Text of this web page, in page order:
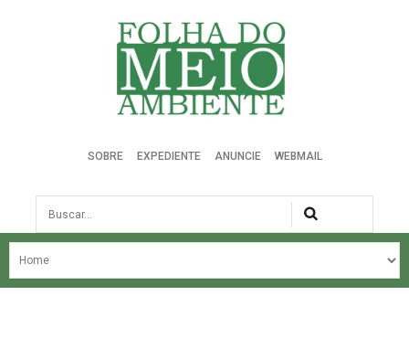
Folha do Meio Ambiente
SOBRE EXPEDIENTE ANUNCIE WEBMAIL
Busca
NOSSA HISTÓRIA